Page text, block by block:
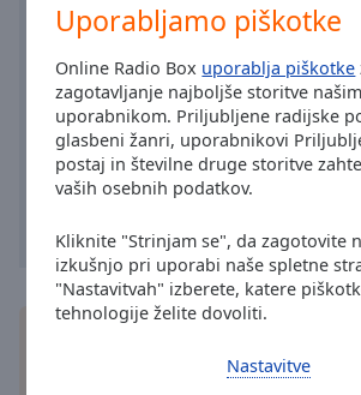
Uporabljamo piškotke
Online Radio Box uporablja piškotke
zagotavljanje najboljše storitve našim
uporabnikom. Priljubljene radijske
glasbeni žanri, uporabnikovi
postaj in številne druge storitve
vaših osebnih podatkov.
Kliknite "Strinjam se", da zagotovite
izkušnjo pri uporabi naše spletne
"Nastavitvah" izberete, katere
tehnologije želite dovoliti.
Nastavitve
Beginning
window.
Escape
cancel
window.
na svoj pametni telefon